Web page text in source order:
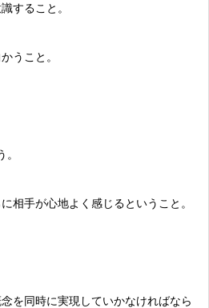
すること。
うこと。
相手が心地よく感じるということ。
を同時に実現していかなければなら